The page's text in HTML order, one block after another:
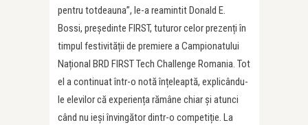
pentru totdeauna”, le-a reamintit Donald E.
Bossi, președinte FIRST, tuturor celor prezenți în
timpul festivității de premiere a Campionatului
Național BRD FIRST Tech Challenge Romania. Tot
el a continuat într-o notă înțeleaptă, explicându-
le elevilor că experiența rămâne chiar și atunci
când nu ieși învingător dintr-o competiție. La